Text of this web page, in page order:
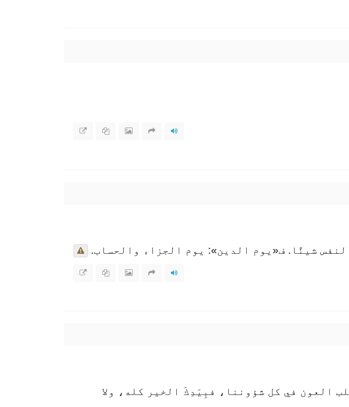
شيئًا. ف«يوم الدين»: يوم الجزاء والحساب.
العون في كل شؤوننا، فبِيَدِكَ الخير كله، ولا